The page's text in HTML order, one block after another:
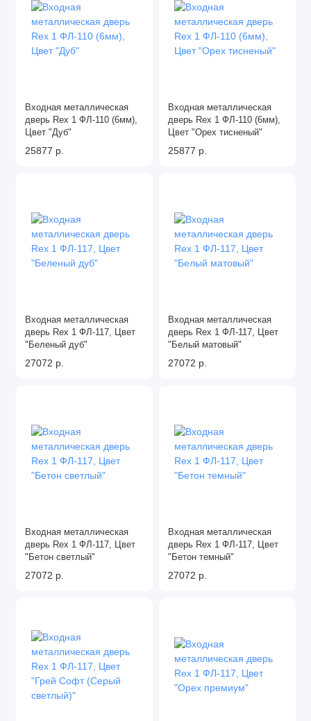
Входная металлическая
дверь Rex 1 ФЛ-110 (6мм),
Цвет "Дуб"
25877 р.
Входная металлическая
дверь Rex 1 ФЛ-110 (6мм),
Цвет "Орех тисненый"
25877 р.
Входная металлическая
дверь Rex 1 ФЛ-117, Цвет
"Беленый дуб"
27072 р.
Входная металлическая
дверь Rex 1 ФЛ-117, Цвет
"Белый матовый"
27072 р.
Входная металлическая
дверь Rex 1 ФЛ-117, Цвет
"Бетон светлый"
27072 р.
Входная металлическая
дверь Rex 1 ФЛ-117, Цвет
"Бетон темный"
27072 р.